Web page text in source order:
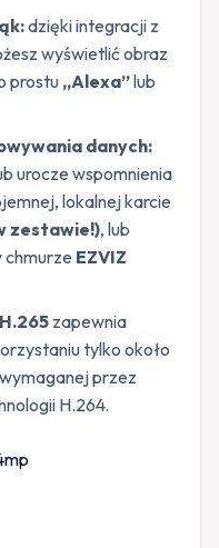
dzięki integracji z
wyświetlić obraz
prostu„Alexa”lub
danych:
urocze wspomnienia
lokalnej karcie
zestawie!), lub
chmurze EZVIZ
zapewnia
tylko około
przez
H.264.